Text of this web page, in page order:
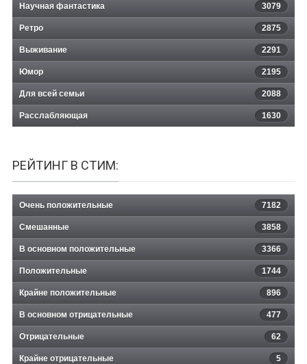
Научная фантастика 3079
Ретро 2875
Выживание 2291
Юмор 2195
Для всей семьи 2088
Расслабляющая 1630
РЕЙТИНГ В СТИМ:
Очень положительные 7182
Смешанные 3858
В основном положительные 3366
Положительные 1744
Крайне положительные 896
В основном отрицательные 477
Отрицательные 62
Крайне отрицательные 5